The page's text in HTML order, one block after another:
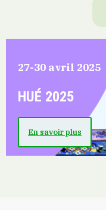
27-30 avril 2025
HUÉ 2025
En savoir plus